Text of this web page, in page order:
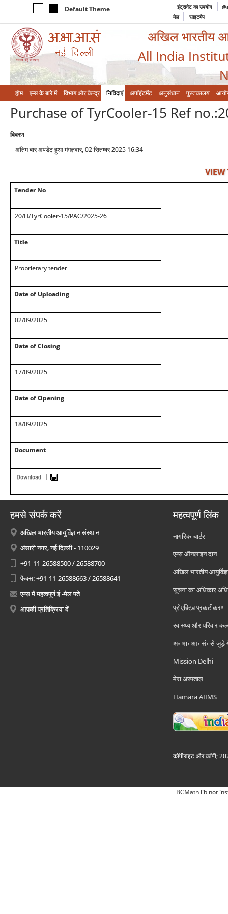
Default Theme इंट्रानेट का उपयोग
मेल
साइटमैप
अखिल भारतीय
All India
होम एम्‍स के बारे में विभाग और केन्‍द्र निविदाएं अपॉइंटमेंट अनुसंधान पुस्तकालय
Purchase of TyrCooler-15 Ref
विवरण
अंतिम बार अपडेट हुआ मंगलवार, 02 सितम्बर 2025 16:34
VIEW
Tender No
20/H/TyrCooler-15/PAC/2025-26
Title
Proprietary tender
Date of Uploading
02/09/2025
Date of Closing
17/09/2025
Date of Opening
18/09/2025
Document
हमसे संपर्क करें
अखिल भारतीय आयुर्विज्ञान संस्थान
अंसारी नगर, नई दिल्ली - 110029
+91-11-26588500 / 26588700
फैक्स: +91-11-26588663 / 26588641
एम्स में महत्वपूर्ण ई -मेल पते
आपकी प्रतिक्रिया दें
महत्वपूर्ण लिंक
नागरिक चार्टर
एम्स ऑनलाइन दान
अखिल भारतीय
सूचना का अधिकार
प्रोएक्टिव प्रकटीकरण
स्वास्थ्य और परिवार
अ॰ भा॰ आ॰ सं॰ से जुड़े
Mission Delhi
मेरा अस्पताल
Hamara AIIMS
कॉपीराइट और कॉपी;
BCMath lib not